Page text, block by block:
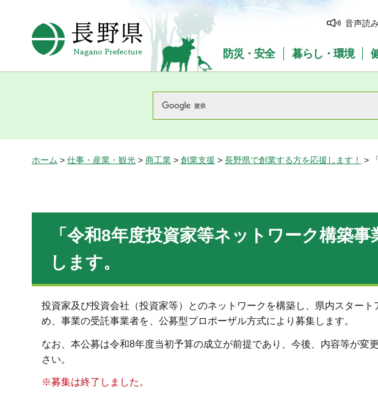
長野県Nagano Prefecture
音声読
防災・安全 暮らし・環境
ホーム > 仕事・産業・観光 > 商工業 > 創業支援 > 長野県で創業する方を応援します！ >
「令和8年度投資家等ネットワーク構築
します。
投資家及び投資会社（投資家等）とのネットワークを構築し、県内スター
め、事業の受託事業者を、公募型プロポーザル方式により募集します。
なお、本公募は令和8年度当初予算の成立が前提であり、今後、内容等が変
さい。
※募集は終了しました。